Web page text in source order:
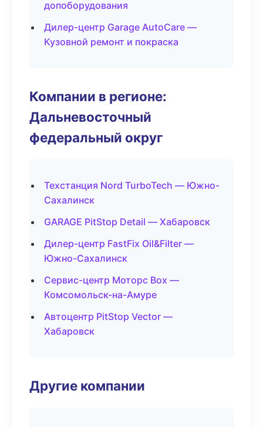
допоборудования
Дилер-центр Garage AutoCare —
Кузовной ремонт и покраска
Компании в регионе:
Дальневосточный
федеральный округ
Техстанция Nord TurboTech — Южно-
Сахалинск
GARAGE PitStop Detail — Хабаровск
Дилер-центр FastFix Oil&Filter —
Южно-Сахалинск
Сервис-центр Моторс Box —
Комсомольск-на-Амуре
Автоцентр PitStop Vector —
Хабаровск
Другие компании